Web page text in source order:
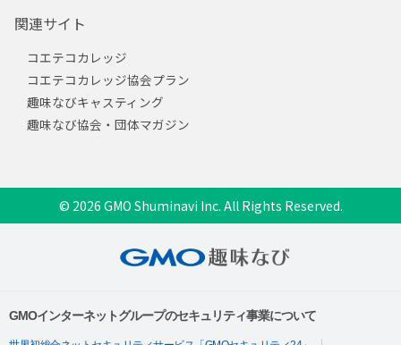
関連サイト
コエテコカレッジ
コエテコカレッジ協会プラン
趣味なびキャスティング
趣味なび協会・団体マガジン
© 2026 GMO Shuminavi Inc. All Rights Reserved.